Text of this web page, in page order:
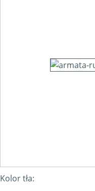
Kolor tła: